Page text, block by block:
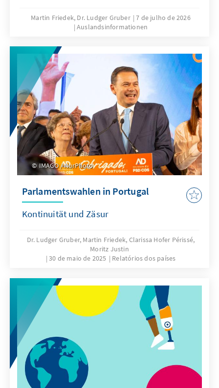
Martin Friedek, Dr. Ludger Gruber
7 de julho de 2026
Auslandsinformationen
IMAGO / NurPhoto
Parlamentswahlen in Portugal
Kontinuität und Zäsur
Dr. Ludger Gruber, Martin Friedek, Clarissa Hofer Périssé,
Moritz Justin
30 de maio de 2025
Relatórios dos países